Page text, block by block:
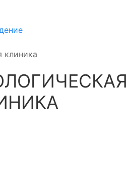
клиника